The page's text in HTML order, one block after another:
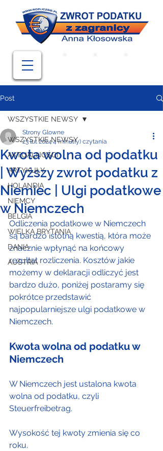
Post
WSZYSTKIE NEWSY
AKTUALNOŚCI
ARTYKUŁY
HOLANDIA
NIEMCY
BELGIA
WIELKA BRYTANIA
DANIA
AUSTRIA
WSZYSTKIE NEWSY
Kwota wolna od podatku
| Wyższy zwrot podatku z
Niemiec | Ulgi podatkowe
w Niemczech
Strony Glowne
23 lut 20244 minut(y) czytania
Odliczenia podatkowe w Niemczech
są bardzo istotną kwestią, która może
znacznie wpłynąć na końcowy
rezultat rozliczenia. Kosztów jakie
możemy w deklaracji odliczyć jest
bardzo dużo, poniżej postaramy się
pokrótce przedstawić
najpopularniejsze ulgi podatkowe w
Niemczech.
Kwota wolna od podatku w
Niemczech
W Niemczech jest ustalona kwota
wolna od podatku, czyli
Steuerfreibetrag.
Wysokość tej kwoty zmienia się co
roku.